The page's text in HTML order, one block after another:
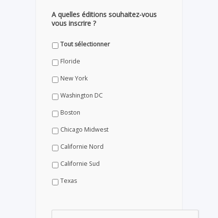
A quelles éditions souhaitez-vous
vous inscrire ?
Tout sélectionner
Floride
New York
Washington DC
Boston
Chicago Midwest
Californie Nord
Californie Sud
Texas